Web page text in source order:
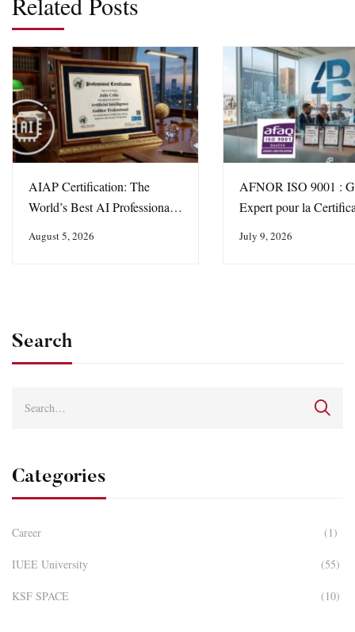
AIAP Certification: The
World’s Best AI Professional
August 5, 2026
AFNOR ISO 9001 :
Expert pour la
July 9, 2026
Search
Categories
Career (1)
IUEE University (55)
KSF SPACE (10)